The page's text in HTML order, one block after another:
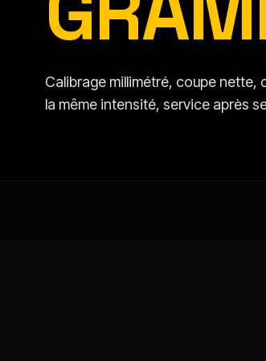
Calibrage millimétré, coupe nette,
la même intensité, service après